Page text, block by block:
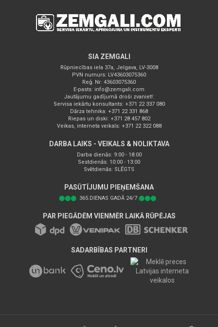
SIA ZEMGALI
Rūpniecības iela 37a, Jelgava, LV-3008
PVN numurs: LV43603075360
Reģ. Nr: 43603075360
E-pasts: info@zemgali.com
Jautājumu gadījumā droši zvaniet!:
Servisa iekārtu konsultants: +371 22 337 080
Dārza tehnika: +371 22 331 868
Riepas un diski: +371 28 457 802
Veikas, interneta veikals: +371 22 322 088
DARBA LAIKS - VEIKALS & NOLIKTAVA
Darba dienās: 9:00 - 18:00
Sestdienās: 10:00 - 13:00
Svētdienās: SLĒGTS
PASŪTĪJUMU PIEŅEMŠANA
⬤⬤⬤ 365.DIENAS GADĀ 24/7 ⬤⬤⬤
PAR PIEGĀDĒM VIENMĒR LAIKĀ RŪPĒJAS
SADARBĪBAS PARTNERI